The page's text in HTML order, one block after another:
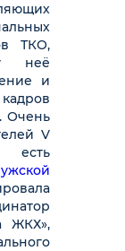
ТКО,
неё
и
Очень
V
есть
ЖКХ»,